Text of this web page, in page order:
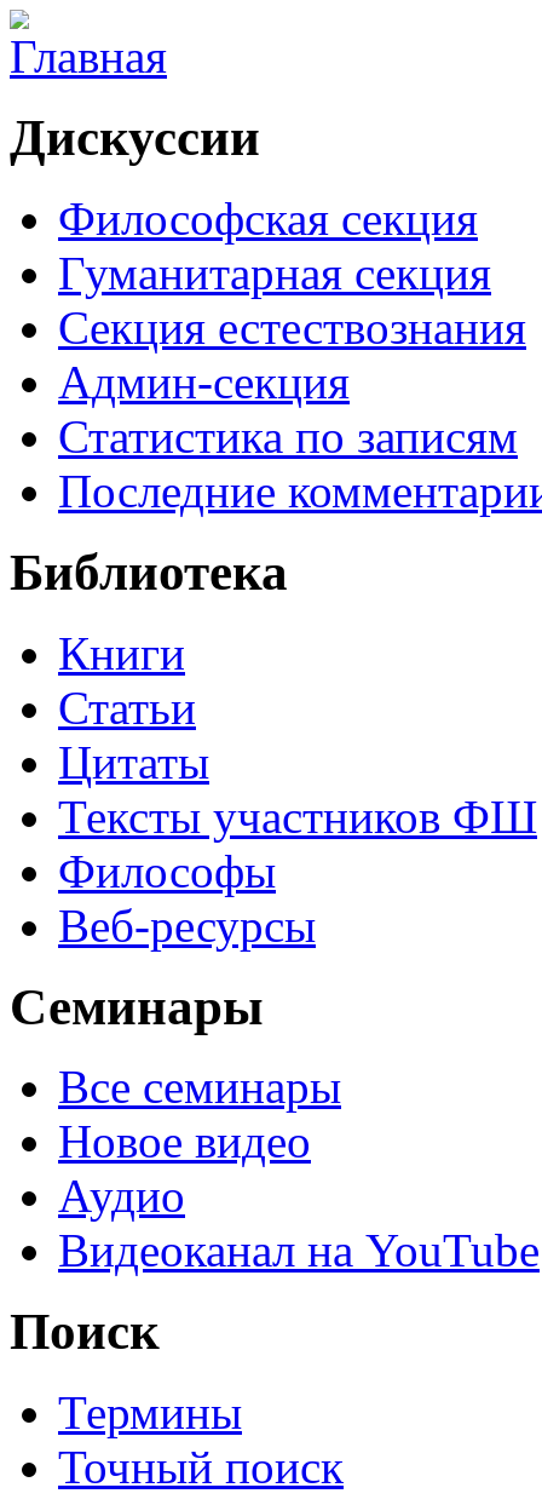
Дискуссии
Философская секция
Гуманитарная секция
Секция естествознания
Админ-секция
Статистика по записям
Последние
Библиотека
Книги
Статьи
Цитаты
Тексты участников ФШ
Философы
Веб-ресурсы
Семинары
Все семинары
Новое видео
Аудио
Видеоканал на YouTube
Поиск
Термины
Точный поиск